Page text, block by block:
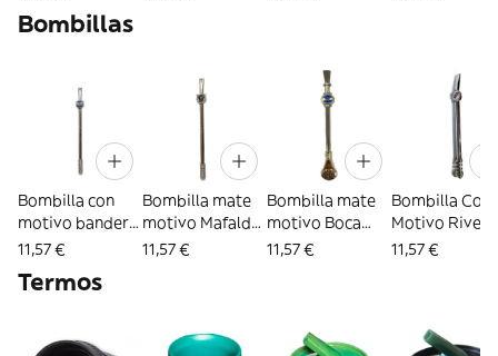
Bombillas
Bombilla con
motivo bandera
Argentina (3397)
11,57 €
Bombilla mate
motivo Mafalda
(2681)
11,57 €
Bombilla mate
motivo Boca
(3541)
11,57 €
Bombilla Con
Motivo River
Ideal Para
11,57 €
Termos